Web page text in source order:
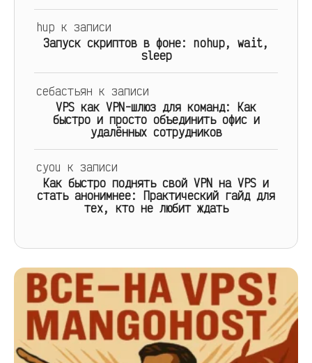
hup к записи
Запуск скриптов в фоне: nohup, wait,
sleep
себастьян к записи
VPS как VPN-шлюз для команд: Как
быстро и просто объединить офис и
удалённых сотрудников
cyou к записи
Как быстро поднять свой VPN на VPS и
стать анонимнее: Практический гайд для
тех, кто не любит ждать